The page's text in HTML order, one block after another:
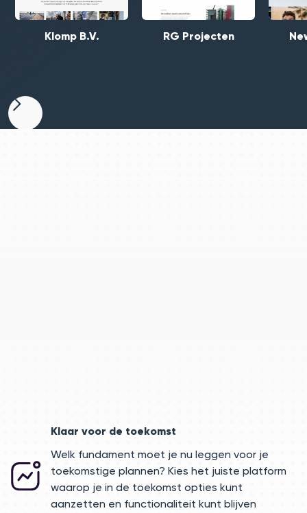
Klomp B.V. RG Projecten
Klaar voor de toekomst
Welk fundament moet je nu leggen voor je
toekomstige plannen? Kies het juiste platform
waarop je in de toekomst opties kunt
aanzetten en functionaliteit kunt blijven